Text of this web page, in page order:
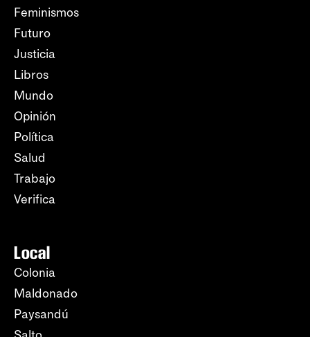
Feminismos
Futuro
Justicia
Libros
Mundo
Opinión
Política
Salud
Trabajo
Verifica
Local
Colonia
Maldonado
Paysandú